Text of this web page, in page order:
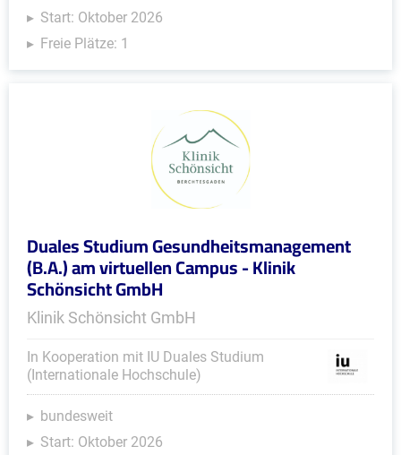
Start: Oktober 2026
Freie Plätze: 1
Duales Studium Gesundheitsmanagement
(B.A.) am virtuellen Campus - Klinik
Schönsicht GmbH
Klinik Schönsicht GmbH
In Kooperation mit IU Duales Studium
(Internationale Hochschule)
bundesweit
Start: Oktober 2026